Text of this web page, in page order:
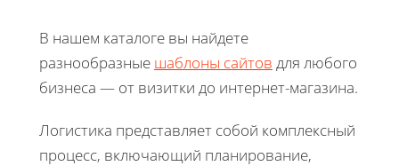
В нашем каталоге вы найдете
разнообразные шаблоны сайтов для любого
бизнеса — от визитки до интернет-магазина.
Логистика представляет собой комплексный
процесс, включающий планирование,